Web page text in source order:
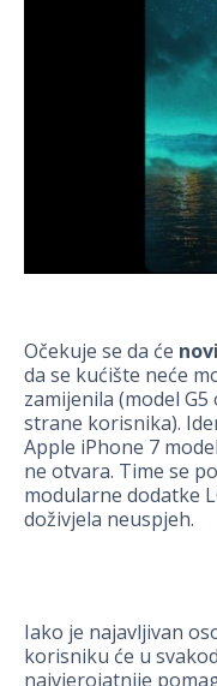
Očekuje se da će
da se kućište neće
zamijenila (model
strane korisnika).
Apple iPhone 7
ne otvara. Time se
modularne dodatke
doživjela neuspjeh.
Iako je najavljivan
korisniku će u
najvjerojatnije